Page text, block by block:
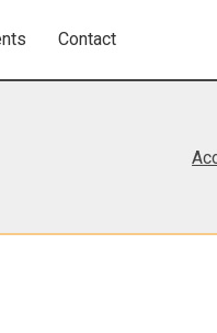
Contact